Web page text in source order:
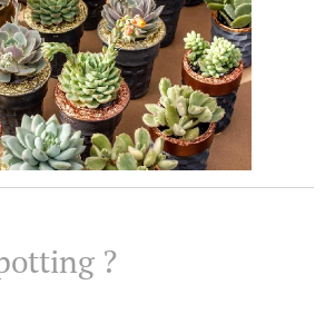
? 🌿